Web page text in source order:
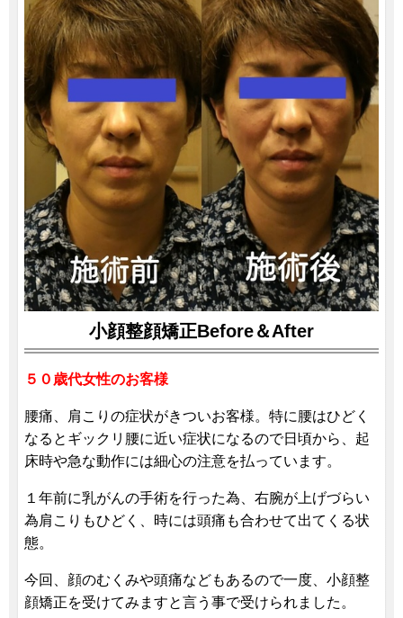
小顔整顔矯正Before＆After
５０歳代女性のお客様
腰痛、肩こりの症状がきついお客様。特に腰はひどく
なるとギックリ腰に近い症状になるので日頃から、起
床時や急な動作には細心の注意を払っています。
１年前に乳がんの手術を行った為、右腕が上げづらい
為肩こりもひどく、時には頭痛も合わせて出てくる状
態。
今回、顔のむくみや頭痛などもあるので一度、小顔整
顔矯正を受けてみますと言う事で受けられました。